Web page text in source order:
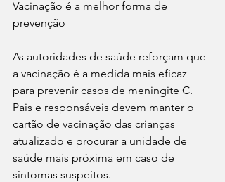
Vacinação é a melhor forma de
prevenção
As autoridades de saúde reforçam que
a vacinação é a medida mais eficaz
para prevenir casos de meningite C.
Pais e responsáveis devem manter o
cartão de vacinação das crianças
atualizado e procurar a unidade de
saúde mais próxima em caso de
sintomas suspeitos.